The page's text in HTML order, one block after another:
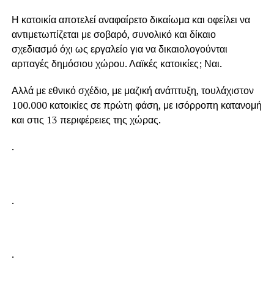
Η κατοικία αποτελεί αναφαίρετο δικαίωμα και οφείλει να
αντιμετωπίζεται με σοβαρό, συνολικό και δίκαιο
σχεδιασμό όχι ως εργαλείο για να δικαιολογούνται
αρπαγές δημόσιου χώρου. Λαϊκές κατοικίες; Ναι.
Αλλά με εθνικό σχέδιο, με μαζική ανάπτυξη, τουλάχιστον
100.000 κατοικίες σε πρώτη φάση, με ισόρροπη κατανομή
και στις 13 περιφέρειες της χώρας.
.
.
.